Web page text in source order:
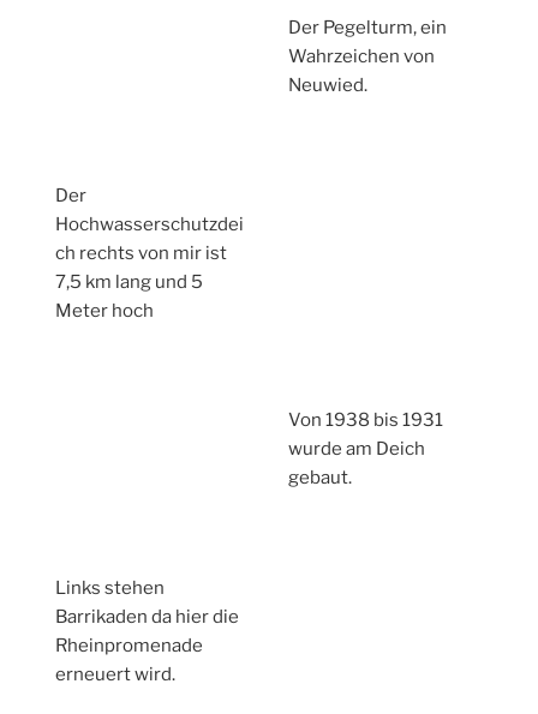
Der Pegelturm, ein
Wahrzeichen von
Neuwied.
Der
Hochwasserschutzdei
ch rechts von mir ist
7,5 km lang und 5
Meter hoch
Von 1938 bis 1931
wurde am Deich
gebaut.
Links stehen
Barrikaden da hier die
Rheinpromenade
erneuert wird.